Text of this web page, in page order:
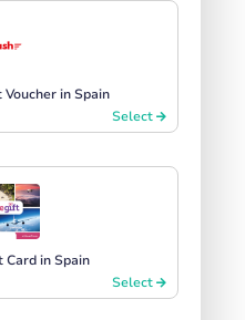
in Spain
Select
in Spain
Select